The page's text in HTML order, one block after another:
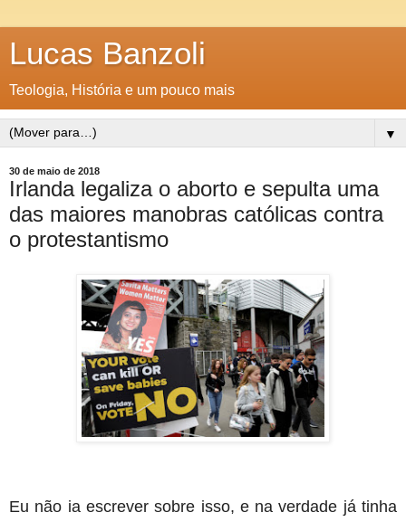
Lucas Banzoli
Teologia, História e um pouco mais
▼
30 de maio de 2018
Irlanda legaliza o aborto e sepulta uma
das maiores manobras católicas contra
o protestantismo
Eu não ia escrever sobre isso, e na verdade já tinha